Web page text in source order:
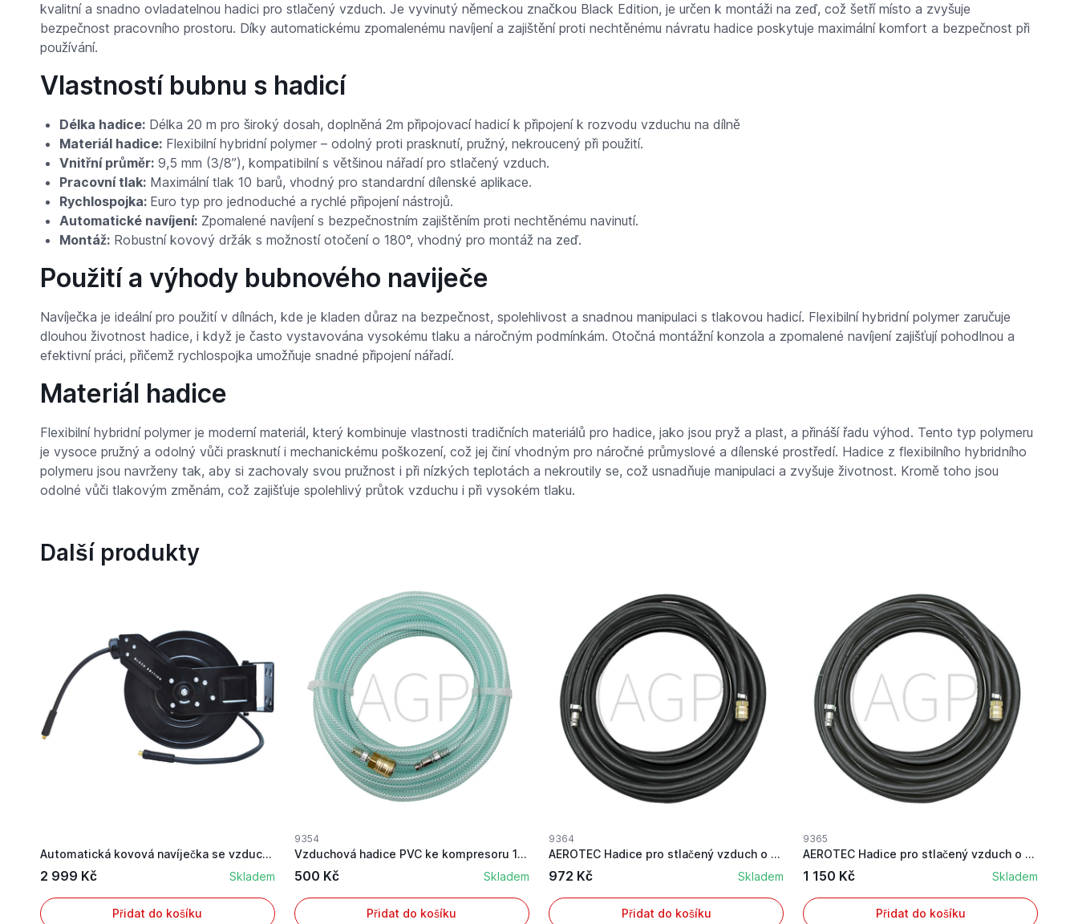
kvalitní a snadno ovladatelnou hadici pro stlačený vzduch. Je vyvinutý německou značkou Black Edition, je určen k montáži na zeď, což šetří místo a zvyšuje
bezpečnost pracovního prostoru. Díky automatickému zpomalenému navíjení a zajištění proti nechtěnému návratu hadice poskytuje maximální komfort a bezpečnost při
používání.
Vlastností bubnu s hadicí
Délka hadice:Délka 20 m pro široký dosah, doplněná 2m připojovací hadicí k připojení k rozvodu vzduchu na dílně
Materiál hadice:Flexibilní hybridní polymer – odolný proti prasknutí, pružný, nekroucený při použití.
Vnitřní průměr:9,5 mm (3/8”), kompatibilní s většinou nářadí pro stlačený vzduch.
Pracovní tlak:Maximální tlak 10 barů, vhodný pro standardní dílenské aplikace.
Rychlospojka: Euro typ pro jednoduché a rychlé připojení nástrojů.
Automatické navíjení:Zpomalené navíjení s bezpečnostním zajištěním proti nechtěnému navinutí.
Montáž:Robustní kovový držák s možností otočení o 180°, vhodný pro montáž na zeď.
Použití a výhody bubnového naviječe
Navíječka je ideální pro použití v dílnách, kde je kladen důraz na bezpečnost, spolehlivost a snadnou manipulaci s tlakovou hadicí. Flexibilní hybridní polymer zaručuje
dlouhou životnost hadice, i když je často vystavována vysokému tlaku a náročným podmínkám. Otočná montážní konzola a zpomalené navíjení zajišťují pohodlnou a
efektivní práci, přičemž rychlospojka umožňuje snadné připojení nářadí.
Materiál hadice
Flexibilní hybridní polymer je moderní materiál, který kombinuje vlastnosti tradičních materiálů pro hadice, jako jsou pryž a plast, a přináší řadu výhod. Tento typ polymeru
je vysoce pružný a odolný vůči prasknutí i mechanickému poškození, což jej činí vhodným pro náročné průmyslové a dílenské prostředí. Hadice z flexibilního hybridního
polymeru jsou navrženy tak, aby si zachovaly svou pružnost i při nízkých teplotách a nekroutily se, což usnadňuje manipulaci a zvyšuje životnost. Kromě toho jsou
odolné vůči tlakovým změnám, což zajišťuje spolehlivý průtok vzduchu i při vysokém tlaku.
Další produkty
Automatická kovová navíječka se vzduchovou hadi...
2 999 Kč Skladem
Přidat do košíku
9354
Vzduchová hadice PVC ke kompresoru 10 m
500 Kč Skladem
Přidat do košíku
9364
AEROTEC Hadice pro stlačený vzduch o délce 10 m
972 Kč Skladem
Přidat do košíku
9365
AEROTEC Hadice pro stlačený vzduch o délce 20 m
1 150 Kč Skladem
Přidat do košíku